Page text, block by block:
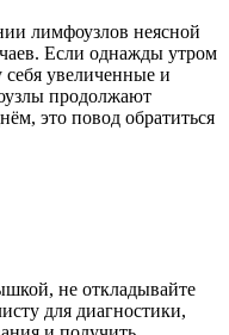
лимфоузлов неясной
Если однажды утром
увеличенные и
продолжают
это повод обратиться
не откладывайте
для диагностики,